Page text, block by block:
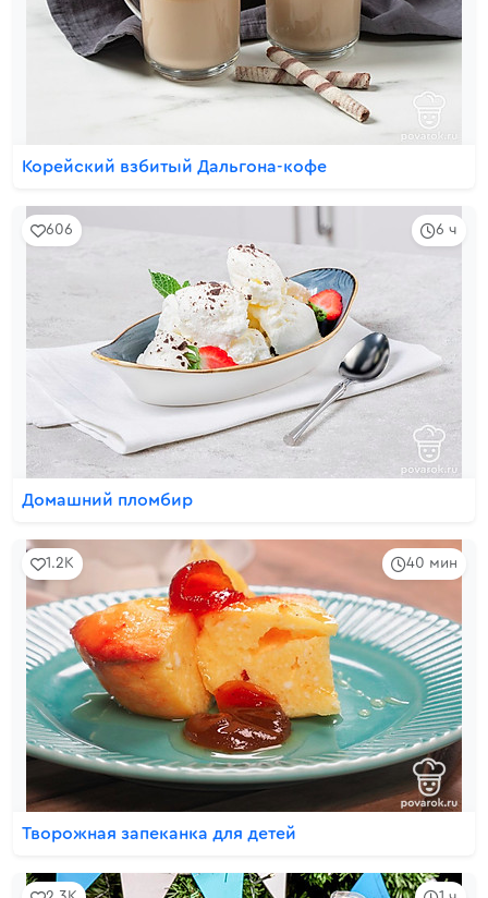
Корейский взбитый Дальгона-кофе
6 ч
606
Домашний пломбир
40 мин
1.2K
Творожная запеканка для детей